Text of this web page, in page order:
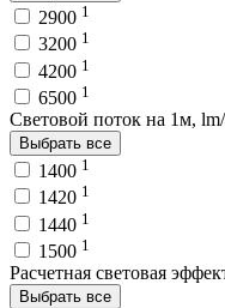
2900 1
3200 1
4200 1
6500 1
Световой поток на 1м,
Выбрать все
1400 1
1420 1
1440 1
1500 1
Расчетная световая
Выбрать все